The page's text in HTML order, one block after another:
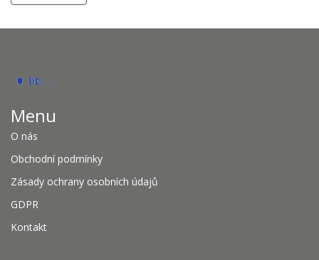
Menu
O nás
Obchodní podmínky
Zásady ochrany osobních údajů
GDPR
Kontakt